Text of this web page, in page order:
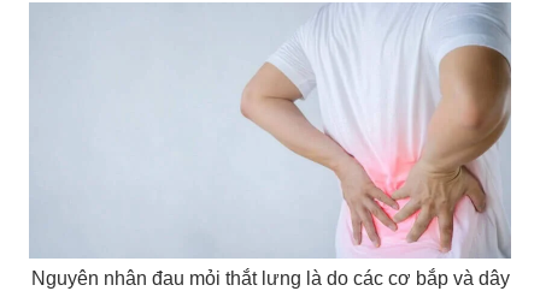
Nguyên nhân đau mỏi thắt lưng là do các cơ bắp và dây